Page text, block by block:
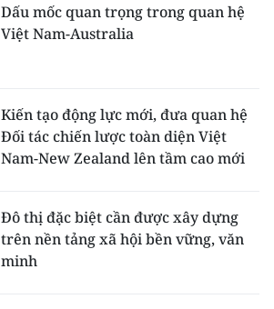
Dấu mốc quan trọng trong quan hệ
Việt Nam-Australia
Kiến tạo động lực mới, đưa quan hệ
Đối tác chiến lược toàn diện Việt
Nam-New Zealand lên tầm cao mới
Đô thị đặc biệt cần được xây dựng
trên nền tảng xã hội bền vững, văn
minh